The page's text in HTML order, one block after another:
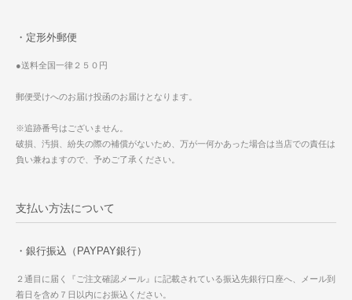
・定形外郵便
●送料全国一律２５０円
郵便受けへのお届け投函のお届けとなります。
※追跡番号はございません。
破損、汚損、紛失の際の補償がないため、万が一何かあった場合は当店での責任は
負い兼ねますので、予めご了承ください。
支払い方法について
・銀行振込（PAYPAY銀行）
２通目に届く『ご注文確認メール』に記載されている振込先銀行口座へ、メール到
着日を含め７日以内にお振込ください。